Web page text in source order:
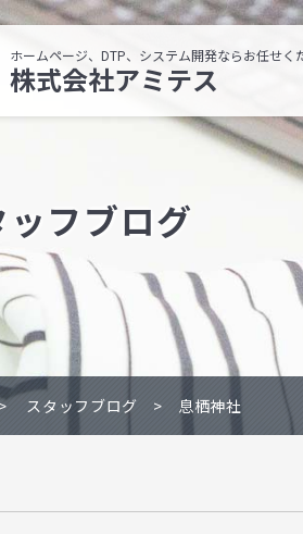
ホームページ、DTP、システム開発ならお任せく
株式会社アミテス
ッフブログ
スタッフブログ 息栖神社